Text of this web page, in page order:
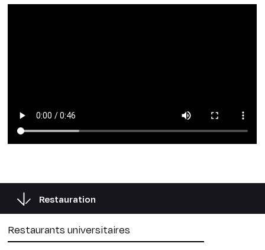
Restauration
Restaurants universitaires